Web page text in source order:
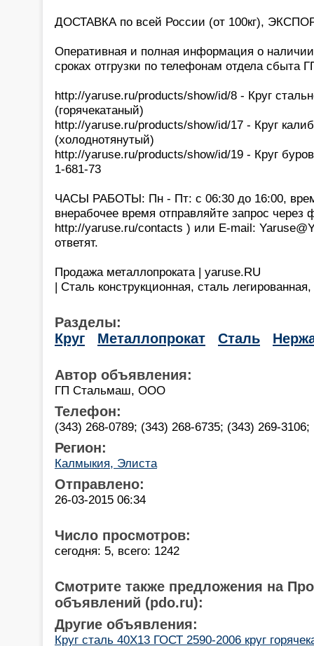
ДОСТАВКА по всей России (от 100кг),
Оперативная и полная информация о
сроках отгрузки по телефонам отдела сбыта
http://yaruse.ru/products/show/id/8 - Круг
(горячекатаный)
http://yaruse.ru/products/show/id/17 - Круг
(холоднотянутый)
http://yaruse.ru/products/show/id/19 - Круг
1-681-73
ЧАСЫ РАБОТЫ: Пн - Пт: с 06:30 до 16:00,
внерабочее время отправляйте запрос через
http://yaruse.ru/contacts ) или E-mail:
ответят.
Продажа металлопроката | yaruse.RU
| Сталь конструкционная, сталь
Разделы:
Круг
Металлопрокат Сталь
Автор объявления:
ГП Стальмаш, ООО
Телефон:
(343) 268-0789; (343) 268-6735; (343) 269-3106;
Регион:
Калмыкия, Элиста
Отправлено:
26-03-2015 06:34
Число просмотров:
сегодня: 5, всего: 1242
Смотрите также предложения на
объявлений (pdo.ru):
Другие объявления:
Круг сталь 40Х13 ГОСТ 2590-2006 круг